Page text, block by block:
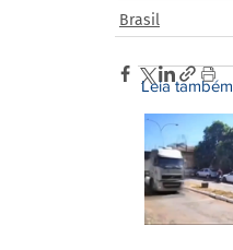
Brasil
Leia também